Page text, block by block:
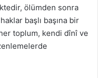
ölümden sonra
başlı başına bir
toplum, kendi dînî ve